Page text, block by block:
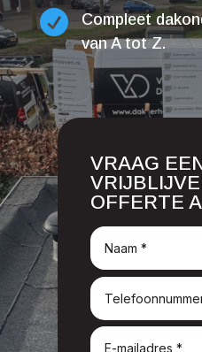

Compleet
van A tot Z.
VRAAG
OFFERTE